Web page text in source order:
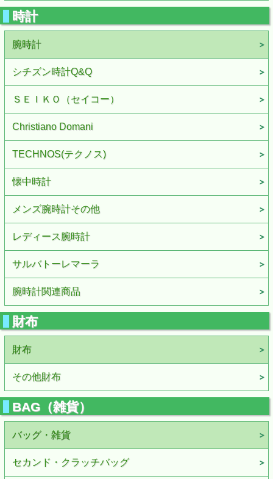
時計
腕時計
シチズン時計Q&Q
ＳＥＩＫＯ（セイコー）
Christiano Domani
TECHNOS(テクノス)
懐中時計
メンズ腕時計その他
レディース腕時計
サルバトーレマーラ
腕時計関連商品
財布
財布
その他財布
BAG（雑貨）
バッグ・雑貨
セカンド・クラッチバッグ